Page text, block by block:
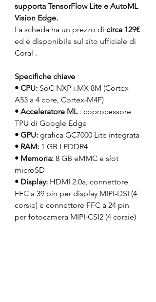
supporta TensorFlow Lite e AutoML
Vision Edge.
La scheda ha un prezzo di circa 129€
ed è disponibile sul sito ufficiale di
Coral .
Specifiche chiave
• CPU: SoC NXP i.MX 8M (Cortex-
A53 a 4 core, Cortex-M4F)
• Acceleratore ML : coprocessore
TPU di Google Edge
• GPU: grafica GC7000 Lite integrata
• RAM: 1 GB LPDDR4
• Memoria: 8 GB eMMC e slot
microSD
• Display: HDMI 2.0a, connettore
FFC a 39 pin per display MIPI-DSI (4
corsie) e connettore FFC a 24 pin
per fotocamera MIPI-CSI2 (4 corsie)